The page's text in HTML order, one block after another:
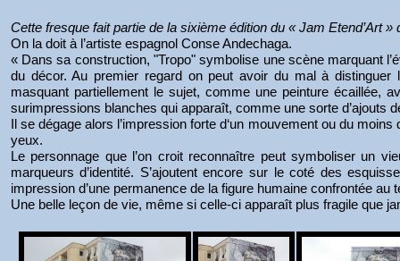
Cette fresque fait partie de la sixième édition du « Jam Etend’Art
On la doit à l’artiste espagnol Conse Andechaga.
« Dans sa construction, "Tropo" symbolise une scène marquant
du décor. Au premier regard on peut avoir du mal à
masquant partiellement le sujet, comme une peinture écaillée,
surimpressions blanches qui apparaît, comme une sorte
Il se dégage alors l’impression forte d‘un mouvement ou du
yeux.
Le personnage que l’on croit reconnaître peut symboliser un
marqueurs d’identité. S’ajoutent encore sur le coté des
impression d’une permanence de la figure humaine confrontée au
Une belle leçon de vie, même si celle-ci apparaît plus fragile que